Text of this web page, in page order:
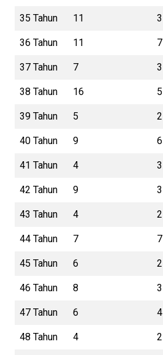
35 Tahun 11 3
36 Tahun 11 7
37 Tahun 7 3
38 Tahun 16 5
39 Tahun 5 2
40 Tahun 9 6
41 Tahun 4 3
42 Tahun 9 3
43 Tahun 4 2
44 Tahun 7 7
45 Tahun 6 2
46 Tahun 8 3
47 Tahun 6 4
48 Tahun 4 2